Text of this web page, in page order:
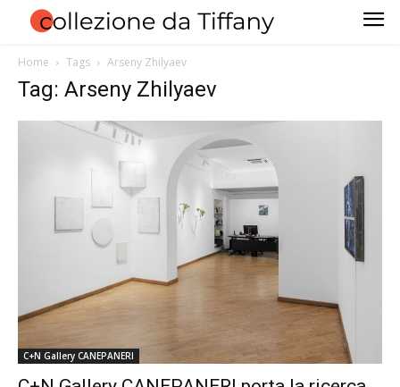
Home Tags Arseny Zhilyaev
Tag: Arseny Zhilyaev
C+N Gallery CANEPANERI